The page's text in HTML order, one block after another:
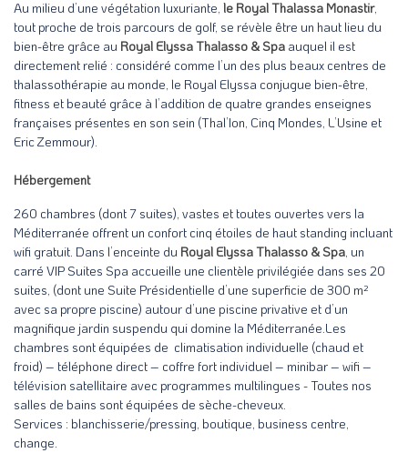
Au milieu d’une végétation luxuriante, le Royal Thalassa Monastir,
tout proche de trois parcours de golf, se révèle être un haut lieu du
bien-être grâce au Royal Elyssa Thalasso & Spa auquel il est
directement relié : considéré comme l’un des plus beaux centres de
thalassothérapie au monde, le Royal Elyssa conjugue bien-être,
fitness et beauté grâce à l’addition de quatre grandes enseignes
françaises présentes en son sein (Thal’Ion, Cinq Mondes, L’Usine et
Eric Zemmour).
Hébergement
260 chambres (dont 7 suites), vastes et toutes ouvertes vers la
Méditerranée offrent un confort cinq étoiles de haut standing incluant
wifi gratuit. Dans l’enceinte du Royal Elyssa Thalasso & Spa, un
carré VIP Suites Spa accueille une clientèle privilégiée dans ses 20
suites, (dont une Suite Présidentielle d’une superficie de 300 m²
avec sa propre piscine) autour d’une piscine privative et d’un
magnifique jardin suspendu qui domine la Méditerranée.Les
chambres sont équipées de climatisation individuelle (chaud et
froid) – téléphone direct – coffre fort individuel – minibar – wifi –
télévision satellitaire avec programmes multilingues - Toutes nos
salles de bains sont équipées de sèche-cheveux.
Services : blanchisserie/pressing, boutique, business centre,
change.